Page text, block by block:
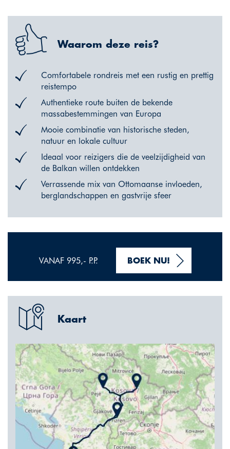
Waarom deze reis?
Comfortabele rondreis met een rustig en prettig
reistempo
Authentieke route buiten de bekende
massabestemmingen van Europa
Mooie combinatie van historische steden,
natuur en lokale cultuur
Ideaal voor reizigers die de veelzijdigheid van
de Balkan willen ontdekken
Verrassende mix van Ottomaanse invloeden,
berglandschappen en gastvrije sfeer
VANAF 995,- P.P. BOEK NU!
Kaart